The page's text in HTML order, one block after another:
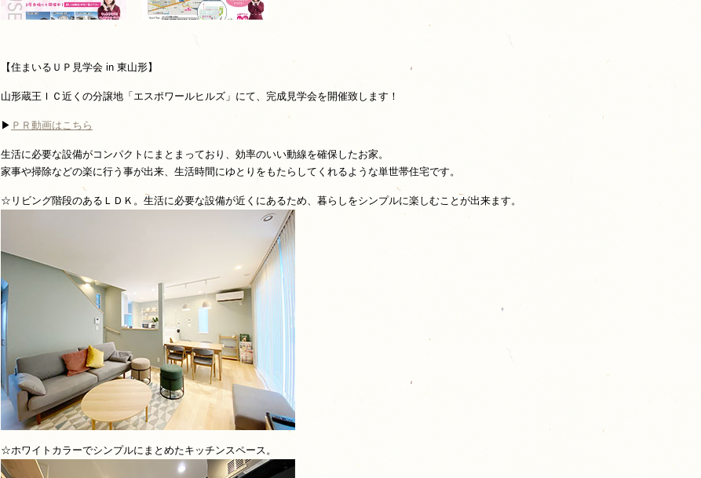
【住まいるＵＰ見学会 in 東山形】
山形蔵王ＩＣ近くの分譲地「エスポワールヒルズ」にて、完成見学会を開催致します！
▶ ＰＲ動画はこちら
生活に必要な設備がコンパクトにまとまっており、効率のいい動線を確保したお家。
家事や掃除などの楽に行う事が出来、生活時間にゆとりをもたらしてくれるような単世帯住宅です。
☆リビング階段のあるＬＤＫ。生活に必要な設備が近くにあるため、暮らしをシンプルに楽しむことが出来ます。
☆ホワイトカラーでシンプルにまとめたキッチンスペース。